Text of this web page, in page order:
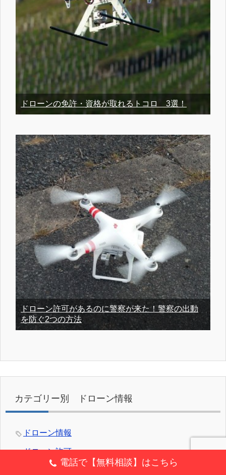
ドローンの免許・資格が取れるトコロ 3選！
ドローン許可があるのに警察が来た！警察の出動
を防ぐ2つの方法
カテゴリー別 ドローン情報
ドローン情報
ドローン許可
電話で【無料相談】はこちら